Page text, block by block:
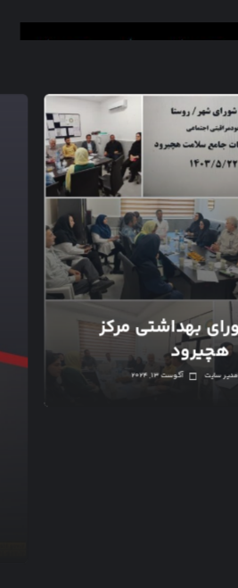
بهداشتی مرکز
هچیرود
آگوست ۱۳, ۲۰۲۴ مدیر سایت